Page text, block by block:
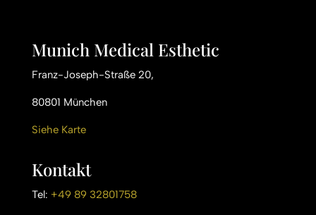
Munich Medical Esthetic
Franz-Joseph-Straße 20,
80801 München
Siehe Karte
Kontakt
Tel: +49 89 32801758